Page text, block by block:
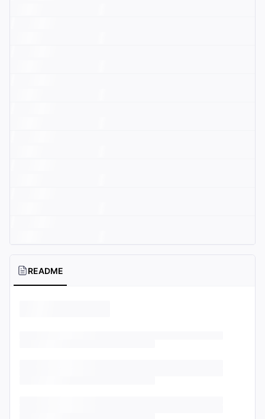
README